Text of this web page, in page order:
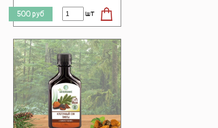
500 руб шт